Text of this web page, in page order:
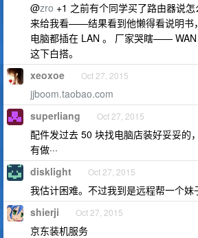
@zro +1 之前有个同学买了路由器说
来给我看——结果看到他懒得看说明书
电脑都插在 LAN 。 厂家哭瞎——
这下白搭。
xeoxoe Oct 27, 2015
jjboom.taobao.com
superliang Oct 27, 2015
配件发过去 50 块找电脑店装好妥妥的
有做···
disklight Oct 27, 2015
我估计困难。不过我到是远程帮一个妹
shierji Oct 27, 2015
京东装机服务